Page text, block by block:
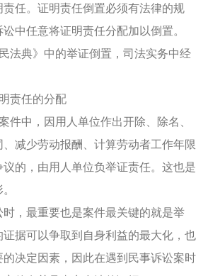
任。证明责任倒置必须有法律的规
中任意将证明责任分配加以倒置。
法典》中的举证倒置，司法实务中经
责任的分配
件中，因用人单位作出开除、除名、
减少劳动报酬、计算劳动者工作年限
的，由用人单位负举证责任。这也是
，最重要也是案件最关键的就是举
据可以争取到自身利益的最大化，也
决定因素，因此在遇到民事诉讼案时